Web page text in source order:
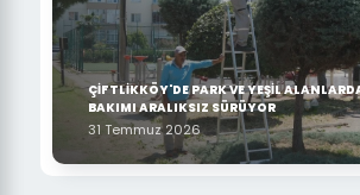
ÇİFTLİKKÖY'DE PARK VE YEŞİL
BAKIMI ARALIKSIZ SÜRÜYOR
31 Temmuz 2026